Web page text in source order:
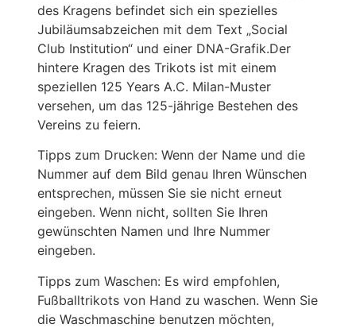
des Kragens befindet sich ein spezielles
Jubiläumsabzeichen mit dem Text „Social
Club Institution“ und einer DNA-Grafik.Der
hintere Kragen des Trikots ist mit einem
speziellen 125 Years A.C. Milan-Muster
versehen, um das 125-jährige Bestehen des
Vereins zu feiern.
Tipps zum Drucken: Wenn der Name und die
Nummer auf dem Bild genau Ihren Wünschen
entsprechen, müssen Sie sie nicht erneut
eingeben. Wenn nicht, sollten Sie Ihren
gewünschten Namen und Ihre Nummer
eingeben.
Tipps zum Waschen: Es wird empfohlen,
Fußballtrikots von Hand zu waschen. Wenn Sie
die Waschmaschine benutzen möchten,